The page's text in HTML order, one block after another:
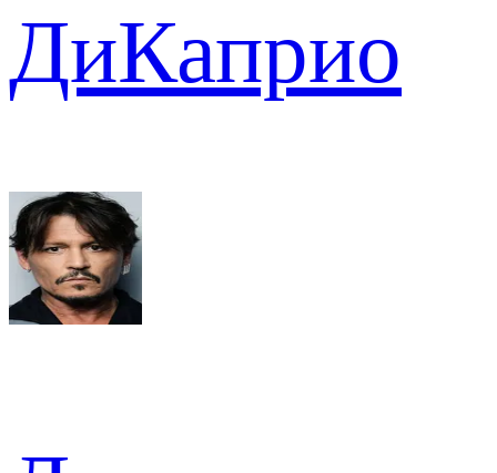
ДиКаприо